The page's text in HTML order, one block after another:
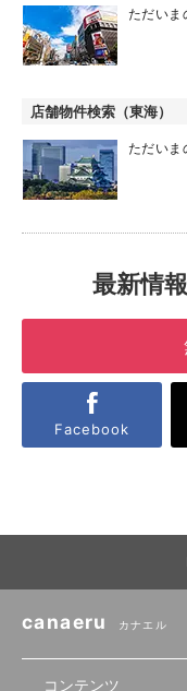
ただいま
店舗物件検索（東海）
ただいま
最新情
Facebook
canaeru カナエル
コンテンツ